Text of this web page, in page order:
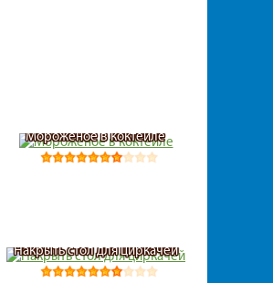
Мороженое в коктейле
Накрыть стол для циркачей